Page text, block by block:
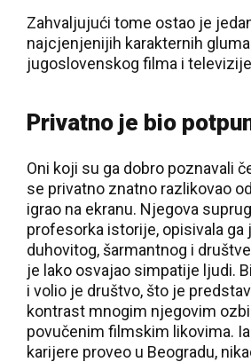
Zahvaljujući tome ostao je
najcjenjenijih karakternih
jugoslovenskog filma i
Privatno je bio
Oni koji su ga dobro poznavali
se privatno znatno razlikovao
igrao na ekranu. Njegova
profesorka istorije, opisivala ga
duhovitog, šarmantnog i
je lako osvajao simpatije ljudi.
i volio je društvo, što je
kontrast mnogim njegovim
povučenim filmskim likovima.
karijere proveo u Beogradu,